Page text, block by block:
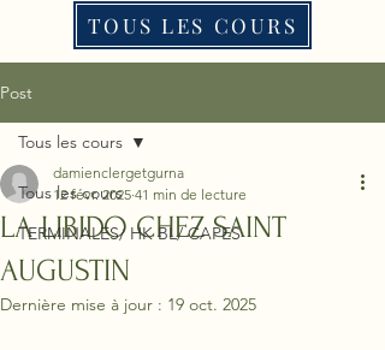
TOUS LES COURS
Post
Tous les cours
TERMINALES/ HK BL/ CAPES
Tous les cours
LA LIBIDO CHEZ SAINT
AUGUSTIN
damienclergetgurna
12 févr. 2025 41 min de lecture
Dernière mise à jour : 19 oct. 2025